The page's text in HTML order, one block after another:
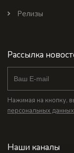
Релизы
Рассылка
Нажимая на кнопку,
персональных данных
Наши каналы